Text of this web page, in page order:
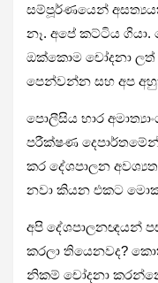
සම්පූ­ර්ණ­යෙන්
නෑ. අපේ කට්ටිය
ඔක්කොම චෝදනා ලත්
පෙන්වන්න සහ අප
පොලී­සිය භාර
පරී­ක්ෂණ
කර දේශ­පා­ලන
නවා කියන එකට
අපි දේශ­පා­ල­න­ඥ­යන්
කරලා තියෙ­න­වද?
නිකම් චෝදනා